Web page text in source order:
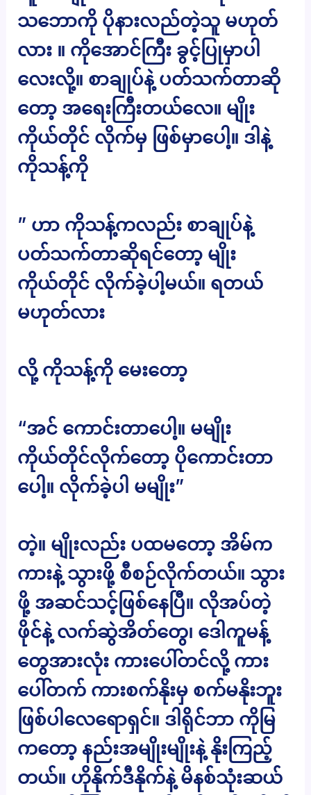
သဘောကို ပိုနားလည်တဲ့သူ မဟုတ်
လား ။ ကိုအောင်ကြီး ခွင့်ပြုမှာပါ
လေးလို့။ စာချုပ်နဲ့ ပတ်သက်တာဆို
တော့ အရေးကြီးတယ်လေ။ မျိုး
ကိုယ်တိုင် လိုက်မှ ဖြစ်မှာပေါ့။ ဒါနဲ့
ကိုသန့်ကို
” ဟာ ကိုသန့်ကလည်း စာချုပ်နဲ့
ပတ်သက်တာဆိုရင်တော့ မျိုး
ကိုယ်တိုင် လိုက်ခဲ့ပါ့မယ်။ ရတယ်
မဟုတ်လား
လို့ ကိုသန့်ကို မေးတော့
“အင် ကောင်းတာပေါ့။ မမျိုး
ကိုယ်တိုင်လိုက်တော့ ပိုကောင်းတာ
ပေါ့။ လိုက်ခဲ့ပါ မမျိုး”
တဲ့။ မျိုးလည်း ပထမတော့ အိမ်က
ကားနဲ့ သွားဖို့ စီစဉ်လိုက်တယ်။ သွား
ဖို့ အဆင်သင့်ဖြစ်နေပြီ။ လိုအပ်တဲ့
ဖိုင်နဲ့ လက်ဆွဲအိတ်တွေ၊ ဒေါကူမန့်
တွေအားလုံး ကားပေါ်တင်လို့ ကား
ပေါ်တက် ကားစက်နိုးမှ စက်မနိုးဘူး
ဖြစ်ပါလေရောရှင်။ ဒါရိုင်ဘာ ကိုမြ
ကတော့ နည်းအမျိုးမျိုးနဲ့ နိုးကြည့်
တယ်။ ဟိုနိုက်ဒီနိုက်နဲ့ မိနစ်သုံးဆယ်